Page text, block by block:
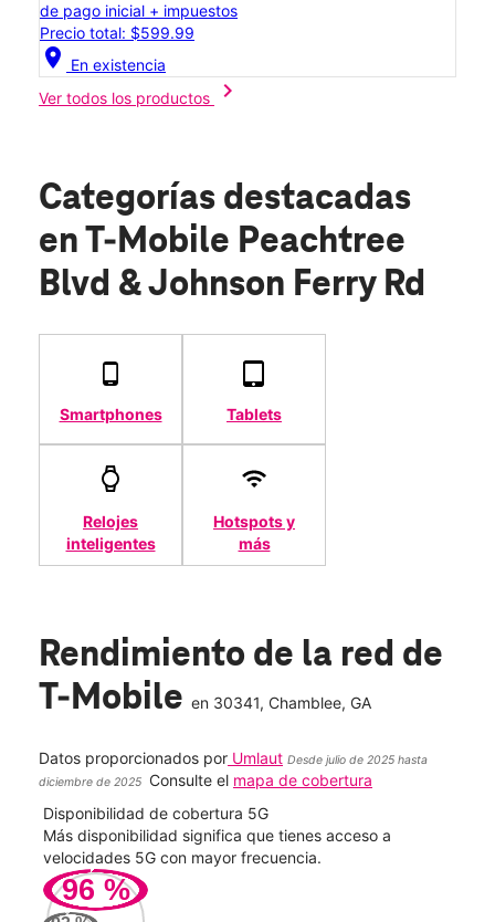
de pago inicial + impuestos
Precio total: $599.99
location_on En existencia
Ver todos los productos
chevron_right
Categorías destacadas
en T-Mobile Peachtree
Blvd & Johnson Ferry Rd
Smartphones Tablets
Relojes
inteligentes
Hotspots y
más
Rendimiento de la red de
T-Mobile en 30341, Chamblee, GA
Datos proporcionados por Umlaut Desde julio de 2025 hasta
diciembre de 2025
Consulte el mapa de cobertura
Disponibilidad de cobertura 5G
Más disponibilidad significa que tienes acceso a
velocidades 5G con mayor frecuencia.
96 %